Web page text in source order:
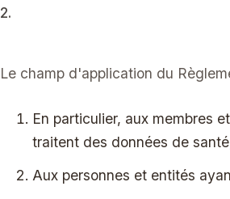
2.
Le champ d'application du
En particulier, aux membres
traitent des données de
Aux personnes et entités